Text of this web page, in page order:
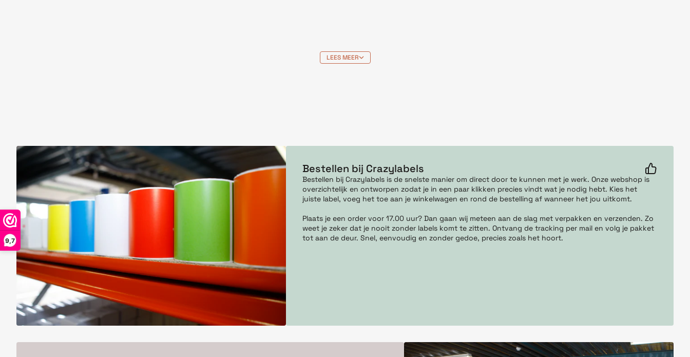
9,7
LEES MEER
Bestellen bij Crazylabels
Bestellen bij Crazylabels is de snelste manier om direct door te kunnen met je werk. Onze webshop is
overzichtelijk en ontworpen zodat je in een paar klikken precies vindt wat je nodig hebt. Kies het
juiste label, voeg het toe aan je winkelwagen en rond de bestelling af wanneer het jou uitkomt.
Plaats je een order voor 17.00 uur? Dan gaan wij meteen aan de slag met verpakken en verzenden. Zo
weet je zeker dat je nooit zonder labels komt te zitten. Ontvang de tracking per mail en volg je pakket
tot aan de deur. Snel, eenvoudig en zonder gedoe, precies zoals het hoort.